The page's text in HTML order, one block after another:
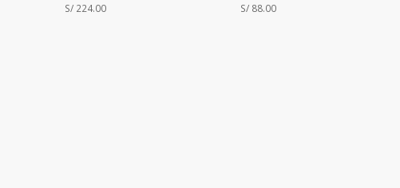
S/ 224.00 S/88.00